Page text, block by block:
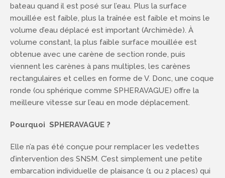
bateau quand il est posé sur l’eau. Plus la surface
mouillée est faible, plus la traînée est faible et moins le
volume d’eau déplacé est important (Archimède). À
volume constant, la plus faible surface mouillée est
obtenue avec une carène de section ronde, puis
viennent les carènes à pans multiples, les carènes
rectangulaires et celles en forme de V. Donc, une coque
ronde (ou sphérique comme SPHERAVAGUE) offre la
meilleure vitesse sur l’eau en mode déplacement.
Pourquoi SPHERAVAGUE ?
Elle n’a pas été conçue pour remplacer les vedettes
d’intervention des SNSM. C’est simplement une petite
embarcation individuelle de plaisance (1 ou 2 places) qui